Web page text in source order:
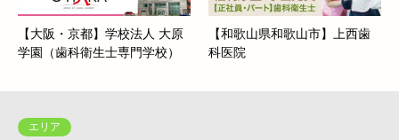
【大阪・京都】学校法人 大原
学園（歯科衛生士専門学校）
【和歌山県和歌山市】上西歯
科医院
エリア